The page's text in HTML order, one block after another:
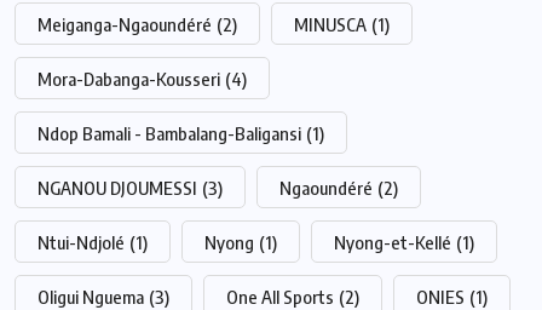
Meiganga-Ngaoundéré (2) MINUSCA (1)
Mora-Dabanga-Kousseri (4)
Ndop Bamali - Bambalang-Baligansi (1)
NGANOU DJOUMESSI (3) Ngaoundéré (2)
Ntui-Ndjolé (1) Nyong (1) Nyong-et-Kellé (1)
Oligui Nguema (3) One All Sports (2) ONIES (1)